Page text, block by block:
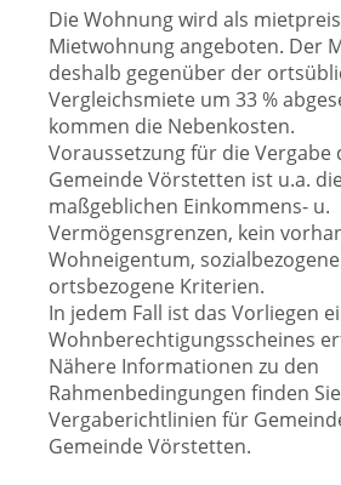
Die Wohnung wird als
Mietwohnung angeboten. Der
deshalb gegenüber der
Vergleichsmiete um 33 %
kommen die Nebenkosten.
Voraussetzung für die Vergabe
Gemeinde Vörstetten ist u.a.
maßgeblichen Einkommens- u.
Vermögensgrenzen, kein
Wohneigentum,
ortsbezogene Kriterien.
In jedem Fall ist das Vorliegen
Wohnberechtigungsscheines
Nähere Informationen zu den
Rahmenbedingungen finden
Vergaberichtlinien für
Gemeinde Vörstetten.